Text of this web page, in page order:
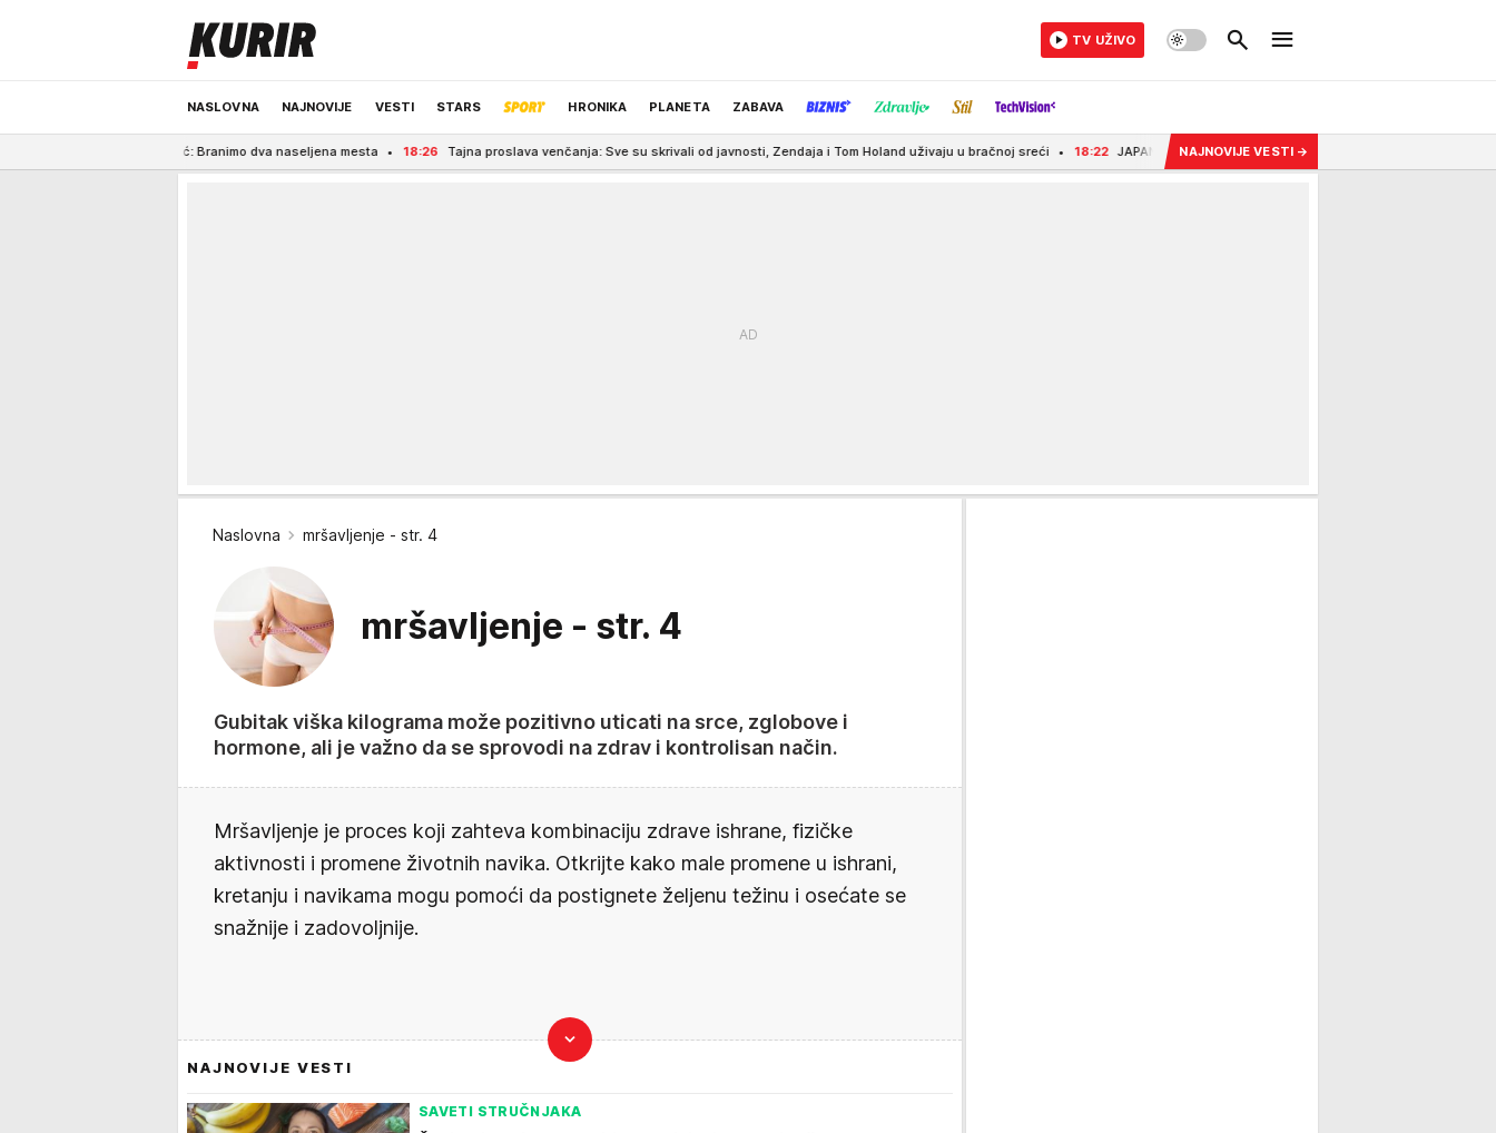
NASLOVNA NAJNOVIJE VESTI STARS HRONIKA PLANETA ZABAVA
ODRŽIVA BUDUĆNOST REGION NEWS IZBOR UREDNIKA
TV UŽIVO
Vučić: Branimo dva naseljena mesta 18:26 Tajna proslava venčanja: Sve su skrivali od javnosti, Zendaja i Tom Holand uživaju u bračnoj sreći 18:22 JAPAN U PRIPRAVNOSTI: Tokio u iščekivanju snažnog tajfuna, upozorenje na
NAJNOVIJE VESTI →
Naslovna mršavljenje - str. 4
mršavljenje - str. 4
Gubitak viška kilograma može pozitivno uticati na srce, zglobove i
hormone, ali je važno da se sprovodi na zdrav i kontrolisan način.
Mršavljenje je proces koji zahteva kombinaciju zdrave ishrane, fizičke
aktivnosti i promene životnih navika. Otkrijte kako male promene u ishrani,
kretanju i navikama mogu pomoći da postignete željenu težinu i osećate se
snažnije i zadovoljnije.
NAJNOVIJE VESTI
SAVETI STRUČNJAKA